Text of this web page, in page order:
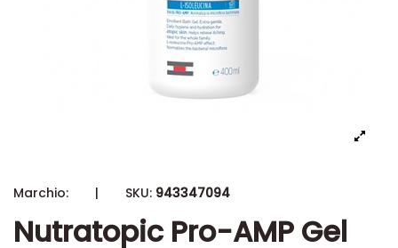
Marchio: | SKU: 943347094
Nutratopic Pro-AMP Gel